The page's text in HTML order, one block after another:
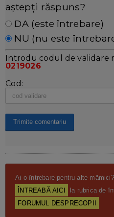
aștepți răspuns?
DA (este întrebare)
NU (nu este
Introdu codul de validare
0219026
Cod:
Ai o întrebare pentru alte mămici?
ÎNTREABĂ AICI
la rubrica de
FORUMUL DESPRECOPII